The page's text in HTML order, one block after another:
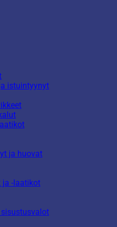
istuintyynyt
ja huovat
ja -laatikot